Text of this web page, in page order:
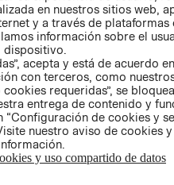
GIFT CARD
AVISO DE
COOKIES
en nuestros sitios web,
y a través de plataformas
información sobre el
dispositivo.
acepta y está de acuerdo
con terceros, como
requeridas”, se
entrega de contenido y
“Configuración de cookies y
nuestro aviso de cookies
y uso compartido de datos